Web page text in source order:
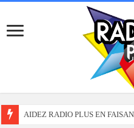
AIDEZ RADIO PLUS EN